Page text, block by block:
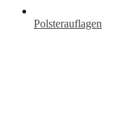
Polsterauflagen